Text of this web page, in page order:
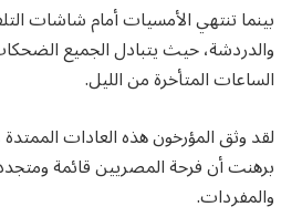
بينما تنتهي الأمسيات أمام شاشات
والدردشة، حيث يتبادل الجميع
الساعات المتأخرة من الليل.
لقد وثق المؤرخون هذه العادات الممتدة
برهنت أن فرحة المصريين قائمة
والمفردات.